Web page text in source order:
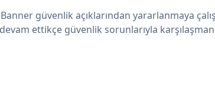
güvenlik açıklarından yararlanmaya
ettikçe güvenlik sorunlarıyla